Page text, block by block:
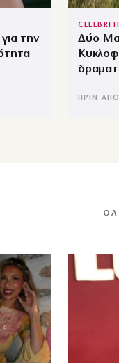
την
Δύο
ΠΡΙΝ